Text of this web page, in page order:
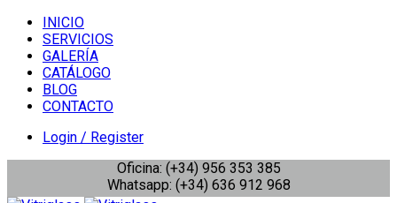
INICIO
SERVICIOS
GALERÍA
CATÁLOGO
BLOG
CONTACTO
Login / Register
Oficina: (+34) 956 353 385
Whatsapp: (+34) 636 912 968